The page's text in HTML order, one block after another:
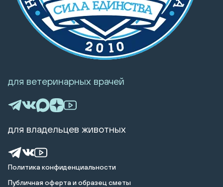
Политика конфиденциальности
Публичная оферта и образец сметы
для ветеринарных врачей
для владельцев животных